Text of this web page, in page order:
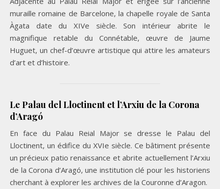
muraille romaine de Barcelone, la chapelle royale de Santa
Àgata date du XIVe siècle. Son intérieur abrite le
magnifique retable du Connétable, œuvre de Jaume
Huguet, un chef-d’œuvre artistique qui attire les amateurs
d’art et d’histoire.
Le Palau del Lloctinent et l’Arxiu de la Corona
d’Aragó
En face du Palau Reial Major se dresse le Palau del
Lloctinent, un édifice du XVIe siècle. Ce bâtiment présente
un précieux patio renaissance et abrite actuellement l’Arxiu
de la Corona d’Aragó, une institution clé pour les historiens
cherchant à explorer les archives de la Couronne d’Aragon.